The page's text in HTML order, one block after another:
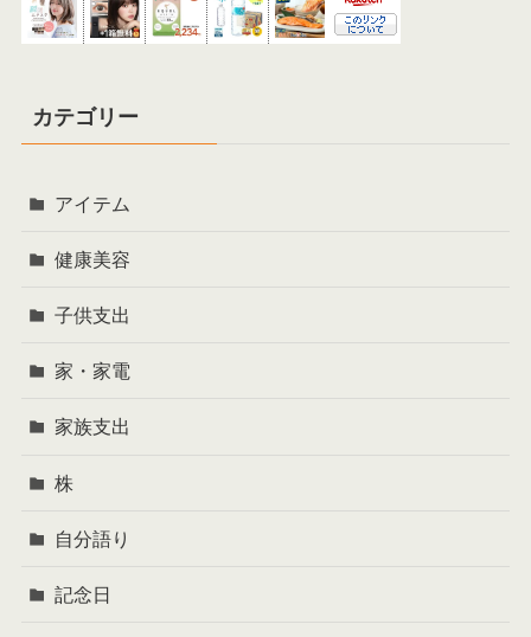
カテゴリー
アイテム
健康美容
子供支出
家・家電
家族支出
株
自分語り
記念日